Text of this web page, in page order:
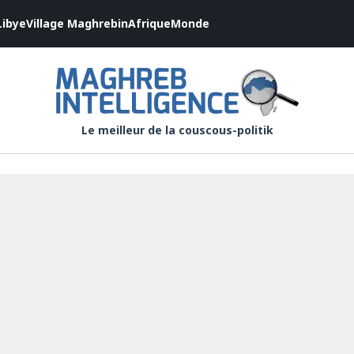
Village MaghrebinAfriqueMonde
Le meilleur de la couscous-politik